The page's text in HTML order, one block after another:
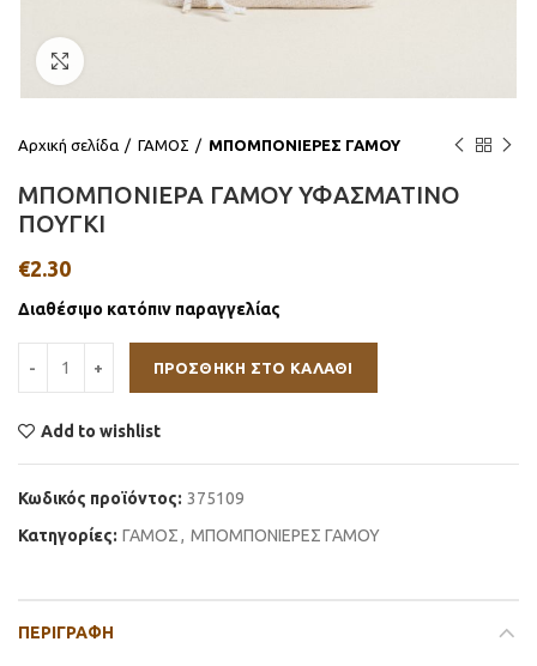
Αρχική σελίδα ΓΑΜΟΣ ΜΠΟΜΠΟΝΙΕΡΕΣ ΓΑΜΟΥ
ΜΠΟΜΠΟΝΙΕΡΑ ΓΑΜΟΥ ΥΦΑΣΜΑΤΙΝΟ
ΠΟΥΓΚΙ
€2.30
Διαθέσιμο κατόπιν παραγγελίας
ΠΡΟΣΘΉΚΗ ΣΤΟ ΚΑΛΆΘΙ
Add to wishlist
Κωδικός προϊόντος: 375109
Κατηγορίες: ΓΑΜΟΣ, ΜΠΟΜΠΟΝΙΕΡΕΣ ΓΑΜΟΥ
ΠΕΡΙΓΡΑΦΉ